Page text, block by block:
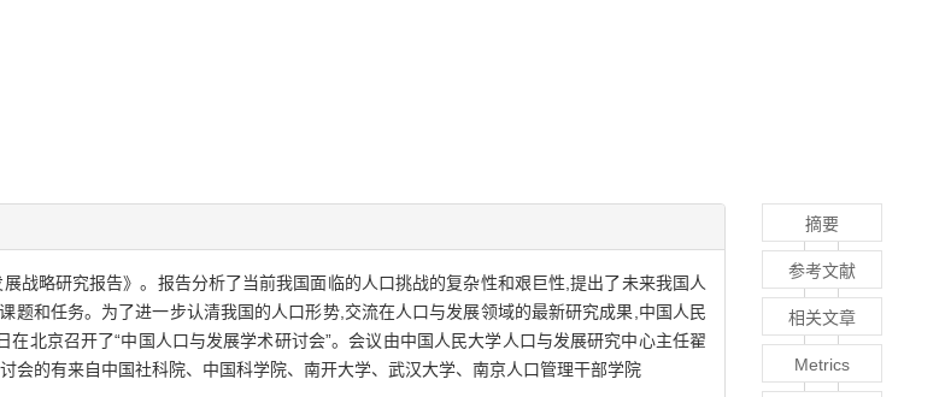
战略研究报告》。报告分析了当前我国面临的人口挑战的复杂性和艰巨性,提出了未来我国人
和任务。为了进一步认清我国的人口形势,交流在人口与发展领域的最新研究成果,中国人民
北京召开了“中国人口与发展学术研讨会”。会议由中国人民大学人口与发展研究中心主任翟
会的有来自中国社科院、中国科学院、南开大学、武汉大学、南京人口管理干部学院
摘要
参考文献
相关文章
Metrics